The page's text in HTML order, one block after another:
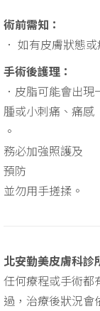
術前需知：
． 如有皮膚狀態
手術後護理：
．皮脂可能會出
腫或小刺痛、痛感
。
務必加強照護及
預防
並勿用手搓揉。
北安勤美皮膚科診
任何療程或手術都
過，治療後狀況會